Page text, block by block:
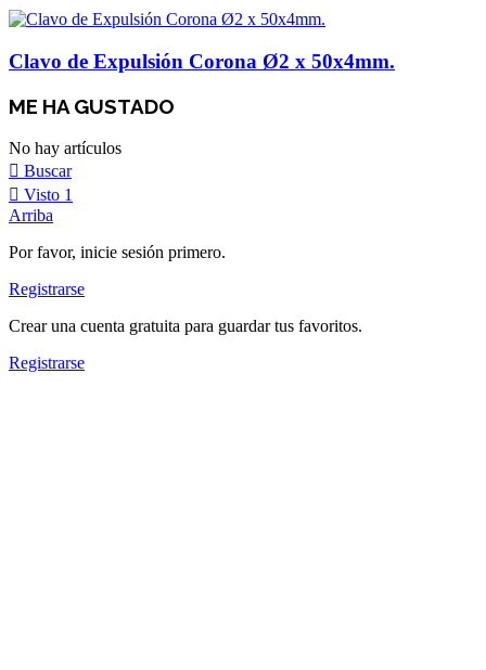
Clavo de Expulsión Corona Ø2 x 50x4mm.
ME HA GUSTADO
No hay artículos
Buscar
Visto 1
Arriba
Por favor, inicie sesión primero.
Registrarse
Crear una cuenta gratuita para guardar tus favoritos.
Registrarse